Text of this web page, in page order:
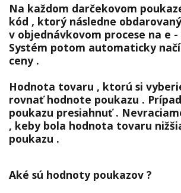
Na každom darčekovom
kód , ktorý následne
v objednávkovom procese na e -
Systém potom automaticky
ceny .
Hodnota tovaru , ktorú si
rovnať hodnote poukazu .
poukazu presiahnuť .
, keby bola hodnota tovaru
poukazu .
Aké sú hodnoty poukazov ?